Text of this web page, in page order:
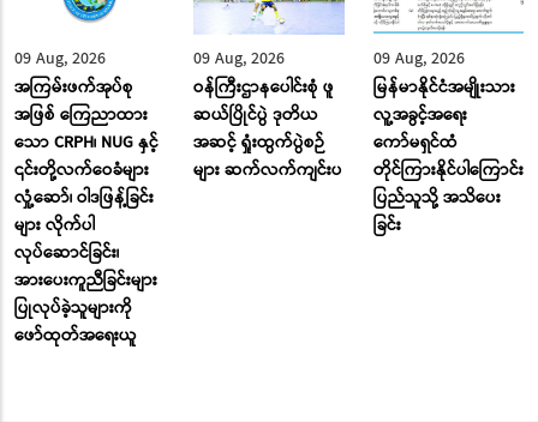
09 Aug, 2026
အကြမ်းဖက်အုပ်စု
အဖြစ် ကြေညာထား
သော CRPH၊ NUG နှင့်
၎င်းတို့လက်ဝေခံများ
လှုံ့ဆော်၊ ဝါဒဖြန့်ခြင်း
များ လိုက်ပါ
လုပ်ဆောင်ခြင်း၊
အားပေးကူညီခြင်းများ
ပြုလုပ်ခဲ့သူများကို
ဖော်ထုတ်အရေးယူ
09 Aug, 2026
ဝန်ကြီးဌာနပေါင်းစုံ ဖူ
ဆယ်ပြိုင်ပွဲ ဒုတိယ
အဆင့် ရှုံးထွက်ပွဲစဉ်
များ ဆက်လက်ကျင်းပ
09 Aug, 2026
မြန်မာနိုင်ငံအမျိုးသား
လူ့အခွင့်အရေး
ကော်မရှင်ထံ
တိုင်ကြားနိုင်ပါကြောင်း
ပြည်သူသို့ အသိပေး
ခြင်း